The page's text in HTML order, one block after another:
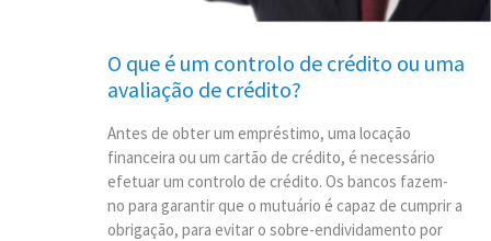
O que é um controlo de crédito ou uma
avaliação de crédito?
Antes de obter um empréstimo, uma locação
financeira ou um cartão de crédito, é necessário
efetuar um controlo de crédito. Os bancos fazem-
no para garantir que o mutuário é capaz de cumprir a
obrigação, para evitar o sobre-endividamento por